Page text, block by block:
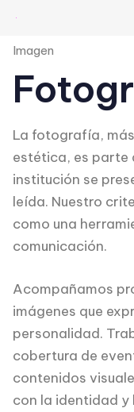
Imagen
La fotografía,
estética, es parte
institución se
leída. Nuestro
como una
comunicación.
Acompañamos
imágenes que
personalidad.
cobertura de
contenidos
con la identidad y